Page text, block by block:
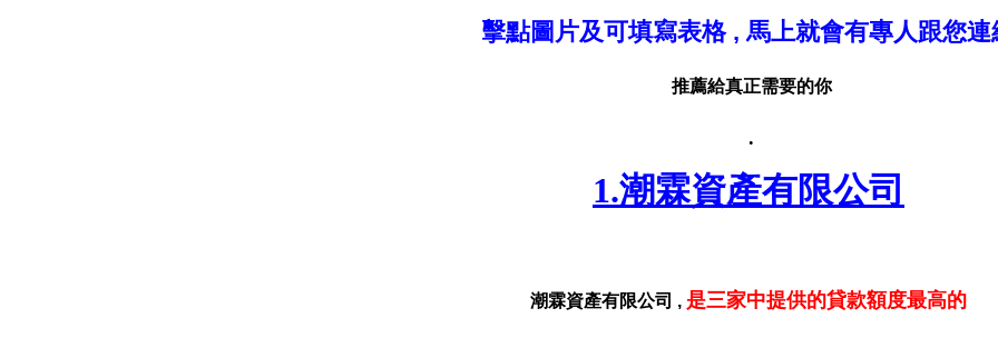
擊點圖片及可填寫表格 , 馬上就會有專人跟您連
推薦給真正需要的你
.
1.潮霖資產有限公司
潮霖資產有限公司 , 是三家中提供的貸款額度最高的